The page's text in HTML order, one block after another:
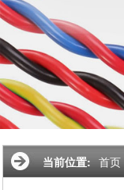
当前位置: 首页